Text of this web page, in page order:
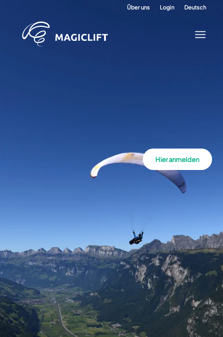
Über uns Login Deutsch
Hier anmelden